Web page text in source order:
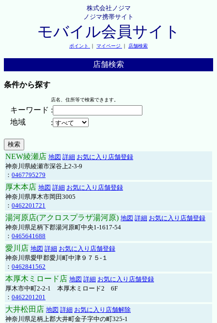
株式会社ノジマ
ノジマ携帯サイト
モバイル会員サイト
ポイント ｜ マイページ ｜ 店舗検索
店舗検索
条件から探す
店名、住所等で検索できます。
キーワード :
地域
:
NEW綾瀬店 地図 詳細 お気に入り店舗登録
神奈川県綾瀬市深谷上2-3-9
： 0467795279
厚木本店 地図 詳細 お気に入り店舗登録
神奈川県厚木市岡田3005
： 0462201721
湯河原店(アクロスプラザ湯河原) 地図 詳細 お気に入り店舗登録
神奈川県足柄下郡湯河原町中央1-1617-54
： 0465641688
愛川店 地図 詳細 お気に入り店舗登録
神奈川県愛甲郡愛川町中津９７５-１
： 0462841562
本厚木ミロード店 地図 詳細 お気に入り店舗登録
厚木市中町2-2-1 本厚木ミロード2 6F
： 0462201201
大井松田店 地図 詳細 お気に入り店舗解除
神奈川県足柄上郡大井町金子字中の町325-1